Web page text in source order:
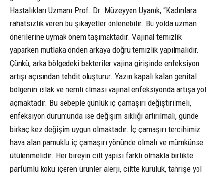
Hastalıkları Uzmanı Prof. Dr. Müzeyyen Uyanık, “Kadınlara
rahatsızlık veren bu şikayetler önlenebilir. Bu yolda uzman
önerilerine uymak önem taşımaktadır. Vajinal temizlik
yaparken mutlaka önden arkaya doğru temizlik yapılmalıdır.
Çünkü, arka bölgedeki bakteriler vajina girişinde enfeksiyon
artışı açısından tehdit oluşturur. Yazın kapalı kalan genital
bölgenin ıslak ve nemli olması vajinal enfeksiyonda artışa yol
açmaktadır. Bu sebeple günlük iç çamaşırı değiştirilmeli,
enfeksiyon durumunda ise değişim sıklığı artırılmalı, günde
birkaç kez değişim uygun olmaktadır. İç çamaşırı tercihimiz
hava alan pamuklu iç çamaşırı yönünde olmalı ve mümkünse
ütülenmelidir. Her bireyin cilt yapısı farklı olmakla birlikte
parfümlü koku içeren ürünler alerji, ciltte kuruluk, tahrişe yol